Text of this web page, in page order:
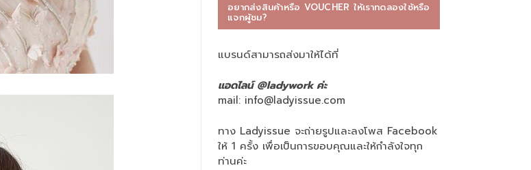
อยากส่งสินค้าหรือ VOUCHER ให้เราทดลองใช้หรือ
แจกผู้ชม?
แบรนด์สามารถส่งมาให้ได้ที่
แอดไลน์ @ladywork ค่ะ
mail: info@ladyissue.com
ทาง Ladyissue จะถ่ายรูปและลงโพส Facebook
ให้ 1 ครั้ง เพื่อเป็นการขอบคุณและให้กำลังใจทุก
ท่านค่ะ